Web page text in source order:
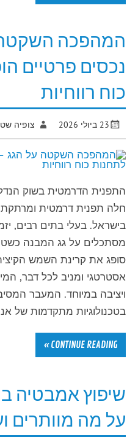
המהפכה
נכסים פרטיים
כוח רווחיות
23 ביולי 2026 צופיה
התפנית הדרמטית בשוק
חלה תפנית דרמטית ומרתקת
בישראל. בעלי בתים רבים,
מסתכלים על גג המבנה
סופג את קרינת השמש
אסטרטגי ומניב לכל דבר,
ויציבה במיוחד. המעבר
בטכנולוגיות מתקדמות של
CONTINUE READING »
שיפוץ אמבטיה
על מה מוותרים